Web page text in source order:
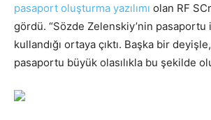
pasaport oluşturma yazılımı olan RF
gördü. “Sözde Zelenskiy’nin pasaportu
kullandığı ortaya çıktı. Başka bir
pasaportu büyük olasılıkla bu şekilde